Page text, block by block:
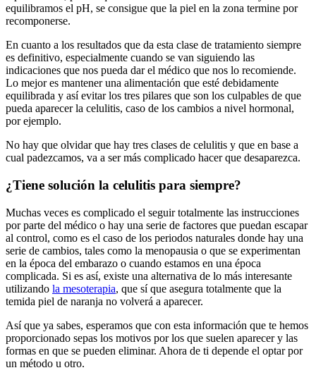
equilibramos el pH, se consigue que la piel en la zona termine por
recomponerse.
En cuanto a los resultados que da esta clase de tratamiento siempre
es definitivo, especialmente cuando se van siguiendo las
indicaciones que nos pueda dar el médico que nos lo recomiende.
Lo mejor es mantener una alimentación que esté debidamente
equilibrada y así evitar los tres pilares que son los culpables de que
pueda aparecer la celulitis, caso de los cambios a nivel hormonal,
por ejemplo.
No hay que olvidar que hay tres clases de celulitis y que en base a
cual padezcamos, va a ser más complicado hacer que desaparezca.
¿Tiene solución la celulitis para siempre?
Muchas veces es complicado el seguir totalmente las instrucciones
por parte del médico o hay una serie de factores que puedan escapar
al control, como es el caso de los periodos naturales donde hay una
serie de cambios, tales como la menopausia o que se experimentan
en la época del embarazo o cuando estamos en una época
complicada. Si es así, existe una alternativa de lo más interesante
utilizando la mesoterapia, que sí que asegura totalmente que la
temida piel de naranja no volverá a aparecer.
Así que ya sabes, esperamos que con esta información que te hemos
proporcionado sepas los motivos por los que suelen aparecer y las
formas en que se pueden eliminar. Ahora de ti depende el optar por
un método u otro.